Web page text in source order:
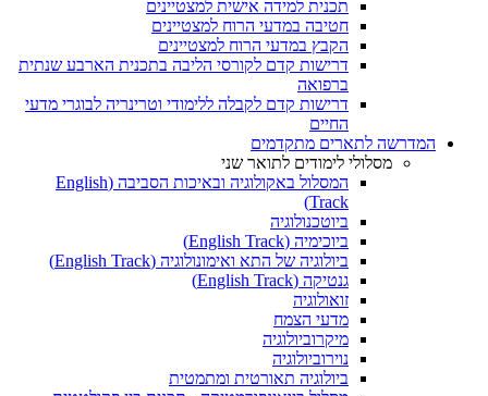
תכנית למידה אישית למצטיינים
חטיבה במדעי הרוח למצטיינים
הקבץ במדעי הרוח למצטיינים
דרישות קדם לקורסי הליבה בתכנית הארבע שנתית
ברפואה
דרישות קדם לקבלה ללימודי וטרינריה לבוגרי מדעי
החיים
המדרשה לתארים מתקדמים
מסלולי לימודים לתואר שני
המסלול באקולוגיה ובאיכות הסביבה (English
Track)
ביוטכנולוגיה
ביוכימיה (English Track)
ביולוגיה של התא ואימונולוגיה (English Track)
גנטיקה (English Track)
זואולוגיה
מדעי הצמח
מיקרוביולוגיה
נוירוביולוגיה
ביולוגיה תאורטית ומתמטית